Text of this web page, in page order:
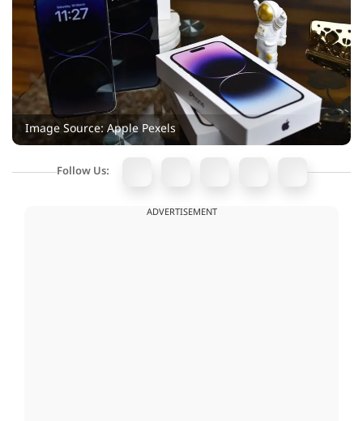
Image Source: Apple Pexels
Follow Us:
ADVERTISEMENT